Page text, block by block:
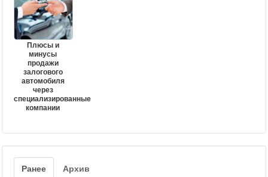
Плюсы и
минусы
продажи
залогового
автомобиля
через
специализированные
компании
Ранее Архив